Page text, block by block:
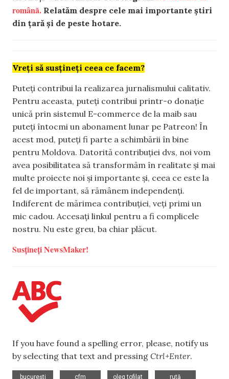
română. Relatăm despre cele mai importante știri
din țară și de peste hotare.
Vreți să susțineți ceea ce facem?
Puteți contribui la realizarea jurnalismului calitativ.
Pentru aceasta, puteți contribui printr-o donație
unică prin sistemul E-commerce de la maib sau
puteți întocmi un abonament lunar pe Patreon! În
acest mod, puteți fi parte a schimbării în bine
pentru Moldova. Datorită contribuției dvs, noi vom
avea posibilitatea să transformăm în realitate și mai
multe proiecte noi și importante și, ceea ce este la
fel de important, să rămânem independenți.
Indiferent de mărimea contribuției, veți primi un
mic cadou. Accesați linkul pentru a fi complicele
nostru. Nu este greu, ba chiar plăcut.
Susțineți NewsMaker!
If you have found a spelling error, please, notify us
by selecting that text and pressing Ctrl+Enter.
bucurești
cfm
oleg tofilat
rută